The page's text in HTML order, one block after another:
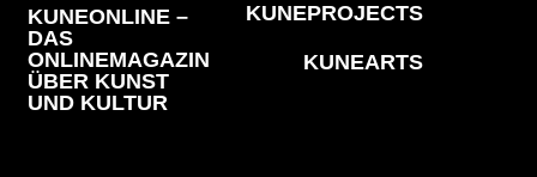
KUNEONLINE –
DAS
ONLINEMAGAZIN
ÜBER KUNST
UND KULTUR
KUNEPROJECTS
KUNEARTS